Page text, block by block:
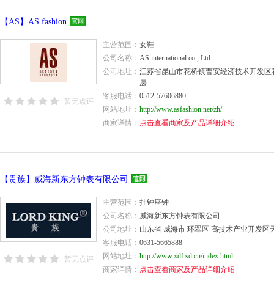
【AS】AS fashion
暂无点评
主营范围：女鞋
公司名称：AS international co., Ltd.
公司地址：江苏省昆山市花桥镇曹安经济技术开发区
层
客服电话：0512-57606880
网站地址：http://www.asfashion.net/zh/
商家详情： 点击查看商家及产品详细介绍
【贵族】威海新东方钟表有限公司
暂无点评
主营范围：挂钟座钟
公司名称： 威海新东方钟表有限公司
公司地址： 山东省 威海市 环翠区 高技术产业开发区
客服电话：0631-5665888
网站地址：http://www.xdf.sd.cn/index.html
商家详情： 点击查看商家及产品详细介绍